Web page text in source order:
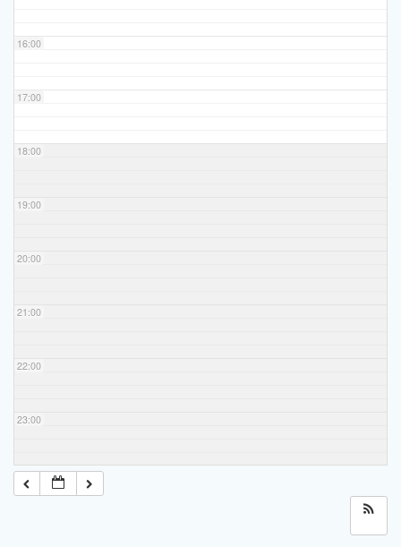
16:00
17:00
18:00
19:00
20:00
21:00
22:00
23:00